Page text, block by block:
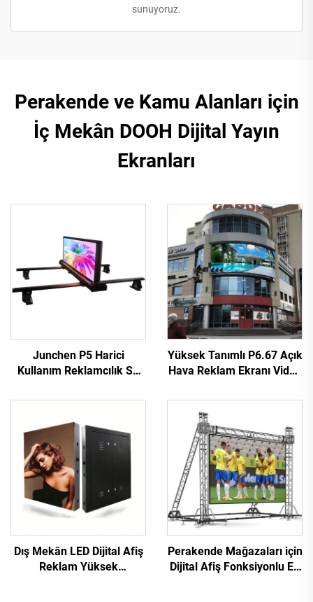
sunuyoruz.
Perakende ve Kamu Alanları için
İç Mekân DOOH Dijital Yayın
Ekranları
Junchen P5 Harici
Kullanım Reklamcılık Su
Ekranı Video Duvarı
Reklam Ekranı Araçlar İçin
Yüksek Tanımlı P6.67 Açık
Hava Reklam Ekranı Video
Dayanıklı LED Dijital Ekran
Dış Mekân LED Dijital Afiş
Reklam Yüksek
Perakende Mağazaları için
Dijital Afiş Fonksiyonlu En